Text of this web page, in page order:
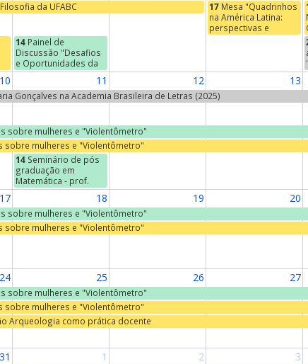
da UFABC 17 Mesa "Quadrinhos
na América Latina:
perspectivas e
abordagens"
14 Painel de
Discussão "Desafios
e Oportunidades da
Destinação Adequada
de Resíduos Sólidos"
10 11 12 13
Gonçalves na Academia Brasileira de Letras (2025)
sobre mulheres e "Violentômetro"
sobre mulheres e "Violentômetro"
14 Seminário de pós
graduação em
Matemática - prof.
José Francisco Gomes
Paulo) - "The ABC of
Integrable
Hierarchies"
17 18 19 20
sobre mulheres e "Violentômetro"
sobre mulheres e "Violentômetro"
24 25 26 27
sobre mulheres e "Violentômetro"
sobre mulheres e "Violentômetro"
Arqueologia como prática docente
31 1 2 3